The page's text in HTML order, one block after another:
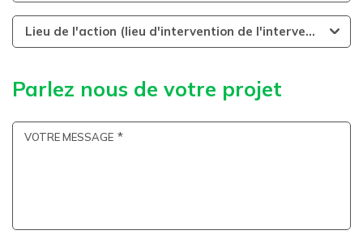
Lieu de l'action (lieu d'intervention de l'intervenant)
Parlez nous de votre projet
VOTRE MESSAGE